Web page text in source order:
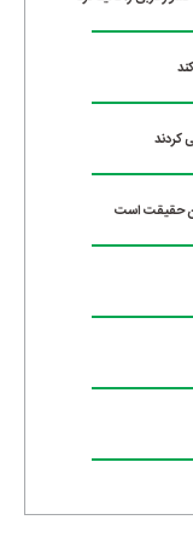
کردند
حقیقت است